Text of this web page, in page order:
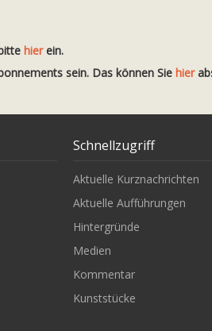
hierein.
sein. Das können Sie hier
Schnellzugriff
Aktuelle Kurznachrichten
Aktuelle Aufführungen
Hintergründe
Medien
Kommentar
Kunststücke